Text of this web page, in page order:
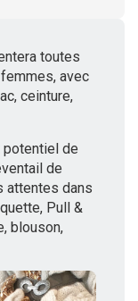
toutes
avec
ceinture,
potentiel de
de
attentes dans
Pull &
blouson,